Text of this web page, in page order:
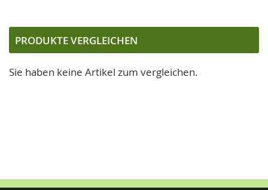
PRODUKTE VERGLEICHEN
Sie haben keine Artikel zum vergleichen.